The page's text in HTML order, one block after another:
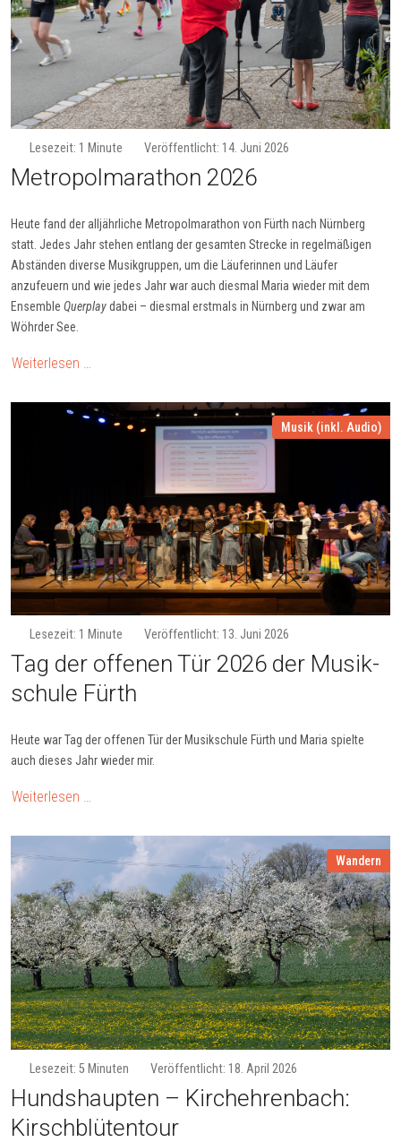
Lesezeit: 1 Minute Veröffentlicht: 14. Juni 2026
Me­tro­pol­ma­ra­thon 2026
Heute fand der alljährliche Metropolmarathon von Fürth nach Nürnberg
statt. Jedes Jahr stehen entlang der gesamten Strecke in regelmäßigen
Abständen diverse Musikgruppen, um die Läuferinnen und Läufer
anzufeuern und wie jedes Jahr war auch diesmal Maria wieder mit dem
Ensemble Querplaydabei – diesmal erstmals in Nürnberg und zwar am
Wöhrder See.
Weiterlesen …
Musik (inkl. Audio)
Lesezeit: 1 Minute Veröffentlicht: 13. Juni 2026
Tag der offe­nen Tür 2026 der Mu­sik­
schu­le Fürth
Heute war Tag der offenen Tür der Musikschule Fürth und Maria spielte
auch dieses Jahr wieder mir.
Weiterlesen …
Wandern
Lesezeit: 5 Minuten Veröffentlicht: 18. April 2026
Hunds­haup­ten – Kirch­eh­ren­bach:
Kirsch­blü­ten­tour